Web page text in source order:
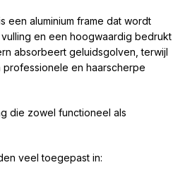
een aluminium frame dat wordt
en een hoogwaardig bedrukt
absorbeert geluidsgolven, terwijl
en haarscherpe
die zowel functioneel als
veel toegepast in: